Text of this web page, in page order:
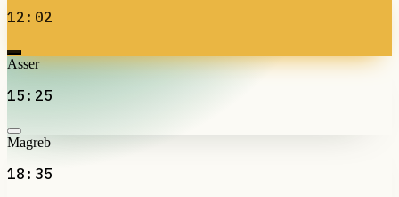
12:02
Asser
15:25
Magreb
18:35